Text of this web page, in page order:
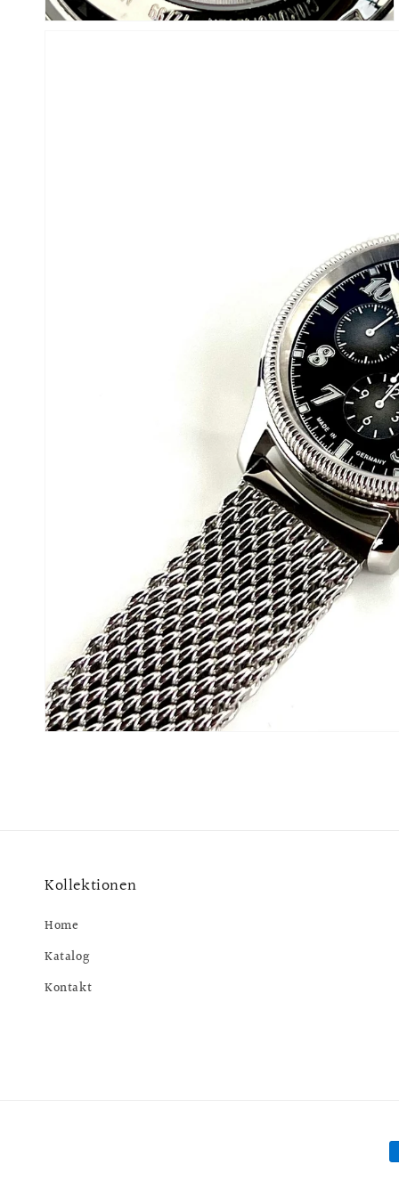
Kollektionen
Home
Katalog
Kontakt